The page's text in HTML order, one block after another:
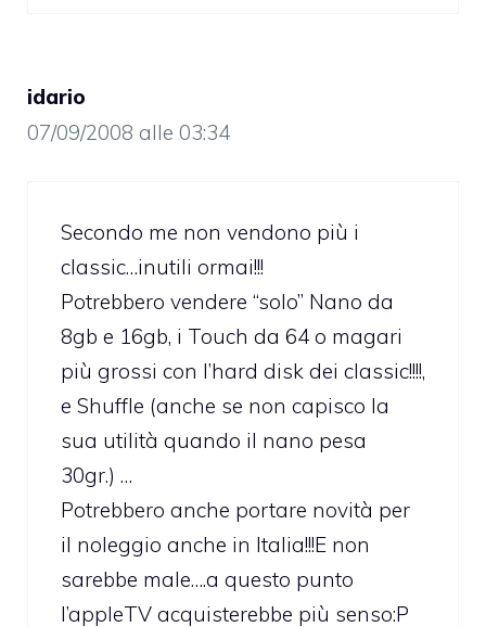
idario
07/09/2008 alle 03:34
Secondo me non vendono più i
classic…inutili ormai!!!
Potrebbero vendere “solo” Nano da
8gb e 16gb, i Touch da 64 o magari
più grossi con l’hard disk dei classic!!!!,
e Shuffle (anche se non capisco la
sua utilità quando il nano pesa
30gr.) …
Potrebbero anche portare novità per
il noleggio anche in Italia!!!E non
sarebbe male….a questo punto
l’appleTV acquisterebbe più senso:P